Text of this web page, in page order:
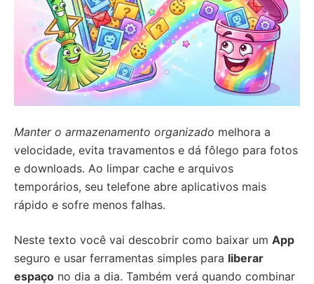
Manter o armazenamento organizado melhora a
velocidade, evita travamentos e dá fôlego para fotos
e downloads. Ao limpar cache e arquivos
temporários, seu telefone abre aplicativos mais
rápido e sofre menos falhas.
Neste texto você vai descobrir como baixar um App
seguro e usar ferramentas simples para liberar
espaço no dia a dia. Também verá quando combinar